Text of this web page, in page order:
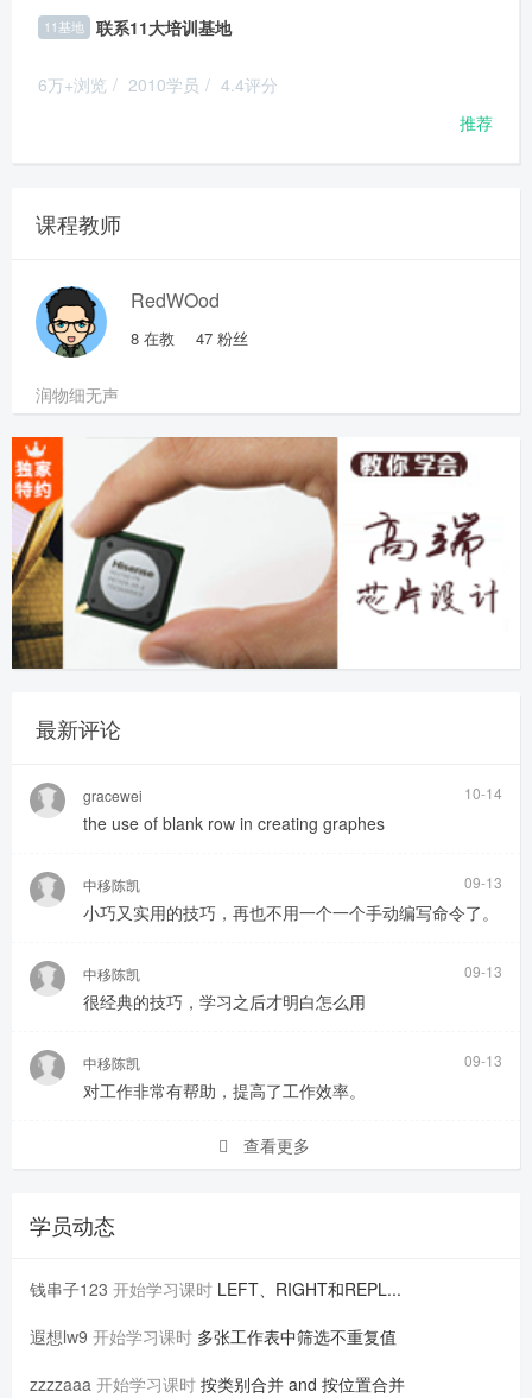
11基地 联系11大培训基地
6万+浏览 / 2010学员 / 4.4评分
推荐
课程教师
RedWOod
8 在教 47 粉丝
润物细无声
最新评论
gracewei 10-14
the use of blank row in creating graphes
中移陈凯 09-13
小巧又实用的技巧，再也不用一个一个手动编写命令了。
中移陈凯 09-13
很经典的技巧，学习之后才明白怎么用
中移陈凯 09-13
对工作非常有帮助，提高了工作效率。
查看更多
学员动态
钱串子123 开始学习课时 LEFT、RIGHT和REPL...
遐想lw9 开始学习课时 多张工作表中筛选不重复值
zzzzaaa 开始学习课时 按类别合并 and 按位置合并